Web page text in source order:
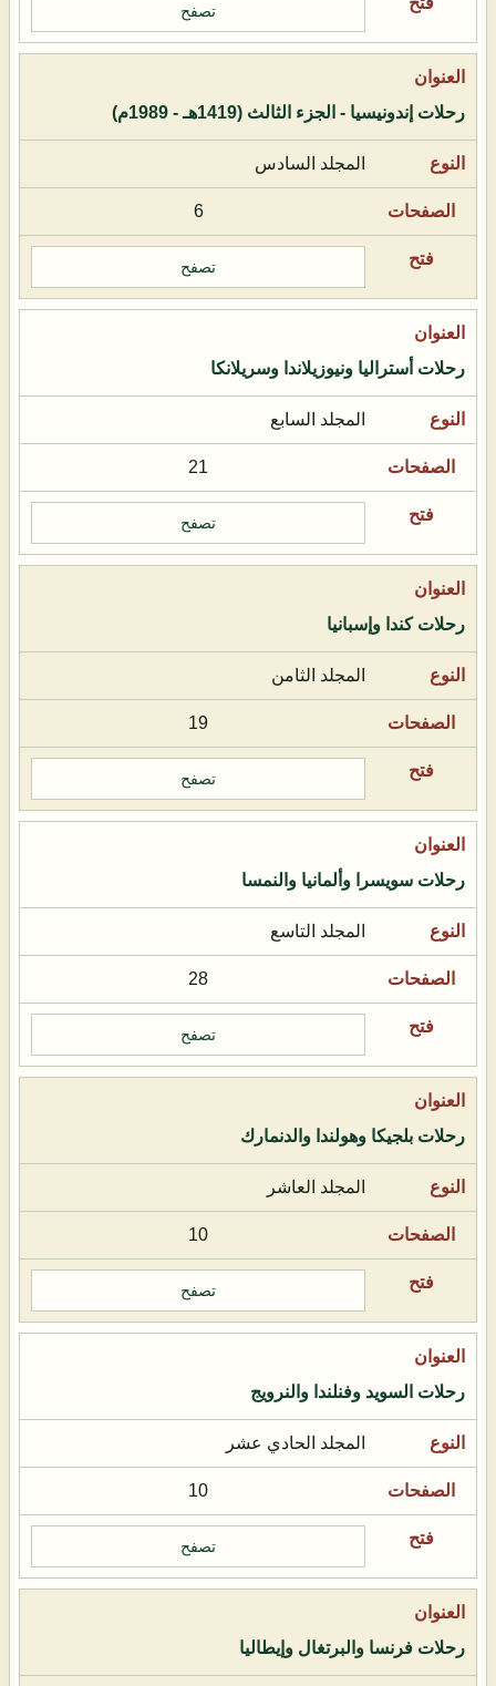
تصفح
رحلات إندونيسيا - الجزء الثالث (1419هـ - 1989م)
المجلد السادس
6
تصفح
رحلات أستراليا ونيوزيلاندا وسريلانكا
المجلد السابع
21
تصفح
رحلات كندا وإسبانيا
المجلد الثامن
19
تصفح
رحلات سويسرا وألمانيا والنمسا
المجلد التاسع
28
تصفح
رحلات بلجيكا وهولندا والدنمارك
المجلد العاشر
10
تصفح
رحلات السويد وفنلندا والنرويج
المجلد الحادي عشر
10
تصفح
رحلات فرنسا والبرتغال وإيطاليا